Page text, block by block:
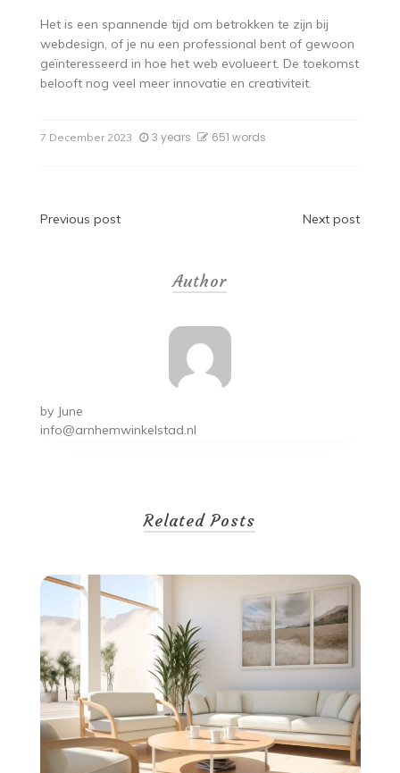
Het is een spannende tijd om betrokken te zijn bij
webdesign, of je nu een professional bent of gewoon
geïnteresseerd in hoe het web evolueert. De toekomst
belooft nog veel meer innovatie en creativiteit.
7 December 2023 3 years 651 words
Post
Previous post Next post
Author
by June
info@arnhemwinkelstad.nl
Related Posts